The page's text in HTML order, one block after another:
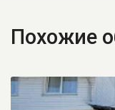
Похожие